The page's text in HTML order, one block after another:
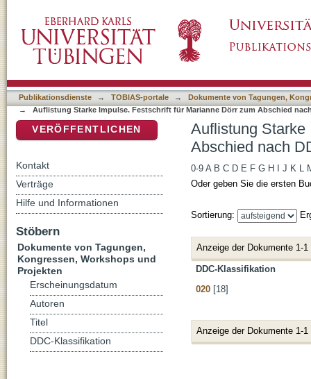
Publikationsdienste → TOBIAS-portale →
Dokumente von Tagungen,
→
Auflistung Starke Impulse. Festschrift für Marianne Dörr zum Abschied
Auflistung Starke
Abschied nach
0-9 A B C D E F G H J K L
Oder geben Sie die ersten
Sortierung:
Anzeige der Dokumente 1-1
DDC-Klassifikation
020 [18]
Anzeige der Dokumente 1-1
VERÖFFENTLICHEN
Kontakt
Verträge
Hilfe und Informationen
Stöbern
Dokumente von Tagungen,
Kongressen, Workshops und
Projekten
Erscheinungsdatum
Autoren
Titel
DDC-Klassifikation